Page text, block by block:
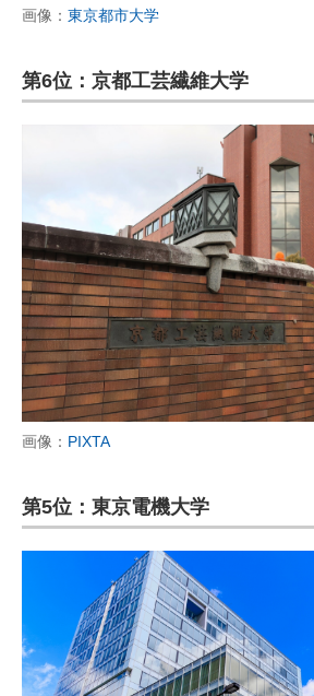
画像： 東京都市大学
第6位：京都工芸繊維大学
画像： PIXTA
第5位：東京電機大学